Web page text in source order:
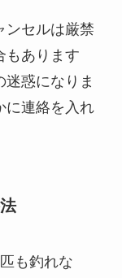
ンセルは厳禁
もあります
迷惑になりま
に連絡を入れ
も釣れな